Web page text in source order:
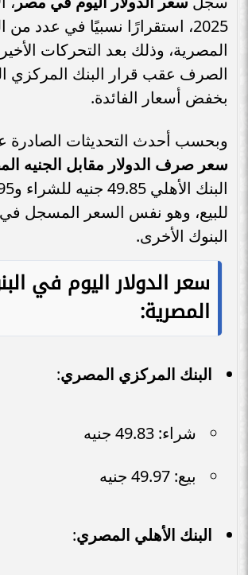
2025، استقرارًا نسبيًا في عدد من
المصرية، وذلك بعد التحركات
الصرف عقب قرار البنك المركزي
بخفض أسعار الفائدة.
وبحسب أحدث التحديثات الصادرة
سعر صرف الدولار مقابل الجنيه
للبيع، وهو نفس السعر المسجل
البنوك الأخرى.
سعر الدولار اليوم في
المصرية:
البنك المركزي المصري:
شراء: 49.83 جنيه
بيع: 49.97 جنيه
البنك الأهلي المصري: